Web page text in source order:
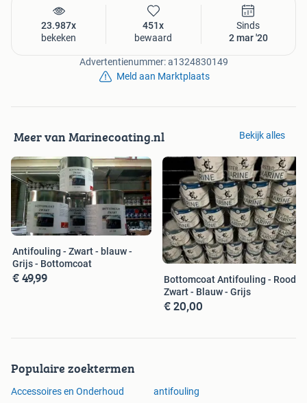
Heeft u een vraag over Bottomcoat Antifouling of een van
onze andere producten? Stel uw vraag, wij reageren zo
Voor advies op maat bel 0621429027
23.987x
bekeken
451x
bewaard
Sinds
2 mar '20
Advertentienummer: a1324830149
Meld aan Marktplaats
Meer van Marinecoating.nl Bekijk alles
Antifouling - Zwart - blauw -
Grijs - Bottomcoat
€ 49,99
Bottomcoat Antifouling - Rood -
Zwart - Blauw - Grijs
€ 20,00
Populaire zoektermen
Accessoires en Onderhoud
antifouling